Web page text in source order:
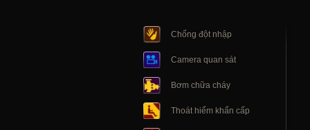
Chống đột nhập
Camera quan sát
Bơm chữa cháy
Thoát hiểm khẩn cấp